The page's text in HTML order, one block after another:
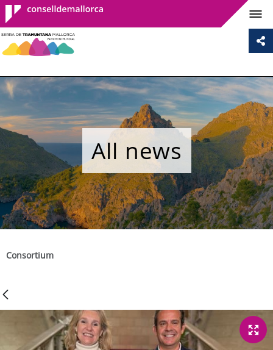
Consell de
Mallorca
All news
Consortium